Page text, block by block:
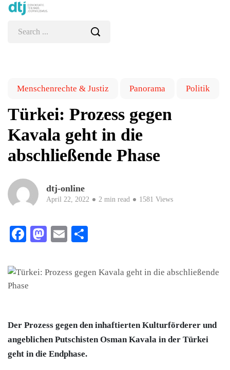
Menschenrechte & Justiz Panorama Politik
Türkei: Prozess gegen
Kavala geht in die
abschließende Phase
dtj-online
April 22, 2022 2 min read 1581 Views
Facebook
Mastodon
Email
Der Prozess gegen den inhaftierten Kulturförderer und
angeblichen Putschisten Osman Kavala in der Türkei
geht in die Endphase.